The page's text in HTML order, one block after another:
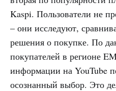
Kaspi. Пользователи не
– они исследуют,
решения о покупке. По
покупателей в регионе
информации на YouTube
осознанный выбор. Это